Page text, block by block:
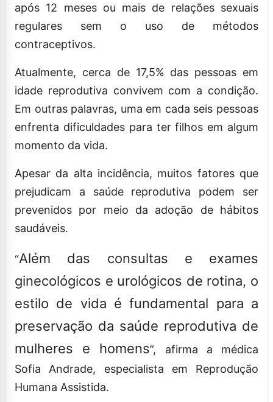
após 12 meses ou mais de relações sexuais
regulares sem o uso de métodos
contraceptivos.
Atualmente, cerca de 17,5% das pessoas em
idade reprodutiva convivem com a condição.
Em outras palavras, uma em cada seis pessoas
enfrenta dificuldades para ter filhos em algum
momento da vida.
Apesar da alta incidência, muitos fatores que
prejudicam a saúde reprodutiva podem ser
prevenidos por meio da adoção de hábitos
saudáveis.
“Além das consultas e exames
ginecológicos e urológicos de rotina, o
estilo de vida é fundamental para a
preservação da saúde reprodutiva de
mulheres e homens”, afirma a médica
Sofia Andrade, especialista em Reprodução
Humana Assistida.